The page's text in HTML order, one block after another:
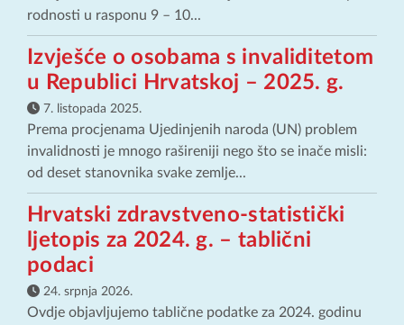
rodnosti u rasponu 9 – 10...
Izvješće o osobama s invaliditetom
u Republici Hrvatskoj – 2025. g.
7. listopada 2025.
Prema procjenama Ujedinjenih naroda (UN) problem
invalidnosti je mnogo rašireniji nego što se inače misli:
od deset stanovnika svake zemlje...
Hrvatski zdravstveno-statistički
ljetopis za 2024. g. – tablični
podaci
24. srpnja 2026.
Ovdje objavljujemo tablične podatke za 2024. godinu